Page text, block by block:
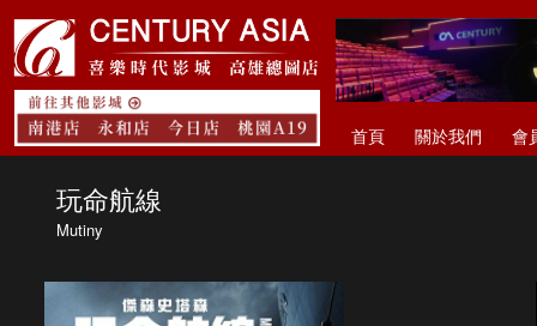
首頁 關於我們 會
玩命航線
Mutiny